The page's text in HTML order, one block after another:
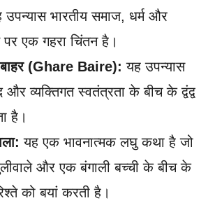
उपन्यास भारतीय समाज, धर्म और
पर एक गहरा चिंतन है।
(Ghare Baire): यह उपन्यास
और व्यक्तिगत स्वतंत्रता के बीच के द्वंद्व
है।
यह एक भावनात्मक लघु कथा है जो
और एक बंगाली बच्ची के बीच के
को बयां करती है।